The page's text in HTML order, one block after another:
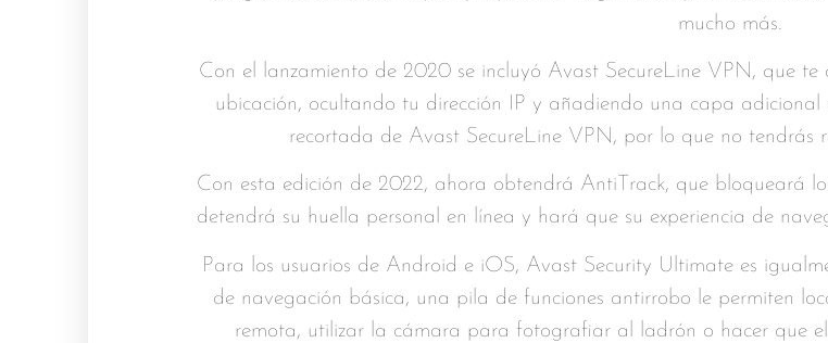
mucho más.
Con el lanzamiento de 2020 se incluyó Avast SecureLine VPN, que
ubicación, ocultando tu dirección IP y añadiendo una capa
recortada de Avast SecureLine VPN, por lo que no tendrás
Con esta edición de 2022, ahora obtendrá AntiTrack, que bloqueará
detendrá su huella personal en línea y hará que su experiencia de
Para los usuarios de Android e iOS, Avast Security Ultimate es
de navegación básica, una pila de funciones antirrobo le permiten
remota, utilizar la cámara para fotografiar al ladrón o hacer que